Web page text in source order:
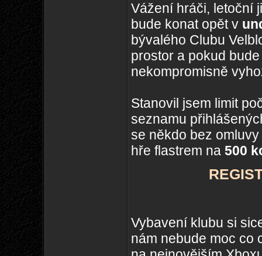
Vážení hráči, letoční
bude konat opět v
bývalého Clubu
prostor a pokud
nekompromisně
Stanovil jsem limit
seznamu
se někdo bez
hře flastrem na 500
Vybavení klubu si
nám nebude moc co